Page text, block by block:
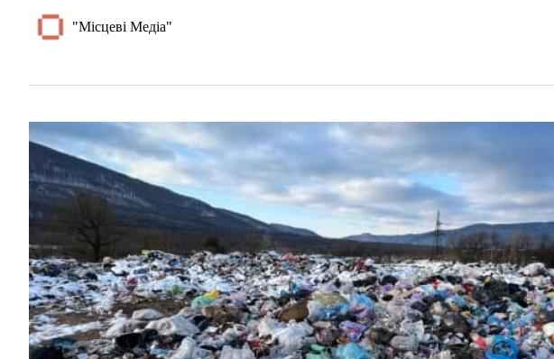
"Місцеві Медіа"